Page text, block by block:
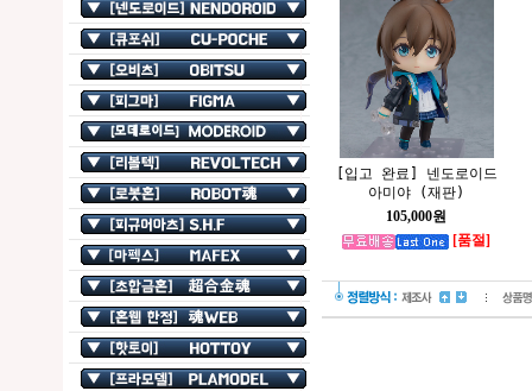
[입고 완료] 넨도로이드
아미야 (재판)
105,000원
[품절]